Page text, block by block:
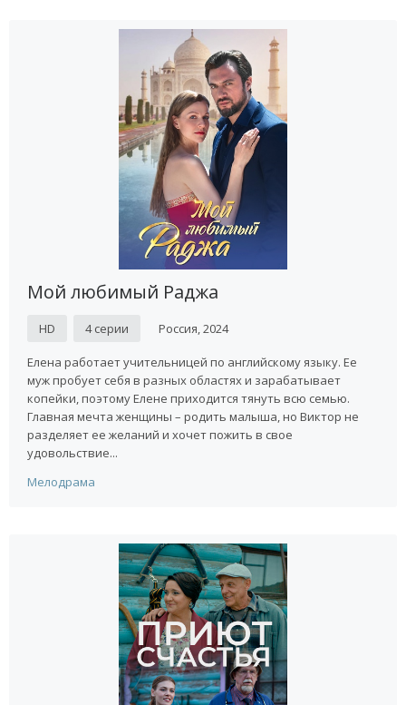
Мой любимый Раджа
HD 4 серии Россия, 2024
Елена работает учительницей по английскому языку. Ее
муж пробует себя в разных областях и зарабатывает
копейки, поэтому Елене приходится тянуть всю семью.
Главная мечта женщины – родить малыша, но Виктор не
разделяет ее желаний и хочет пожить в свое
удовольствие...
Мелодрама